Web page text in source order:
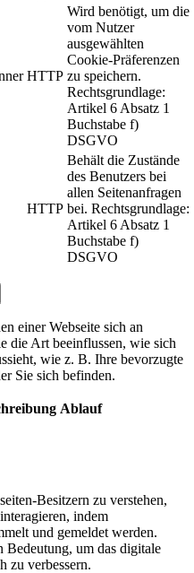
HTTP
Wird benötigt, um die
vom Nutzer
ausgewählten
Cookie-Präferenzen
zu speichern.
Rechtsgrundlage:
Artikel 6 Absatz 1
Buchstabe f)
DSGVO
HTTP
Behält die Zustände
des Benutzers bei
allen Seitenanfragen
bei. Rechtsgrundlage:
Artikel 6 Absatz 1
Buchstabe f)
DSGVO
einer Webseite sich an
die Art beeinflussen, wie sich
wie z. B. Ihre bevorzugte
Sie sich befinden.
Ablauf
Besitzern zu verstehen,
indem
und gemeldet werden.
um das digitale
zu verbessern.